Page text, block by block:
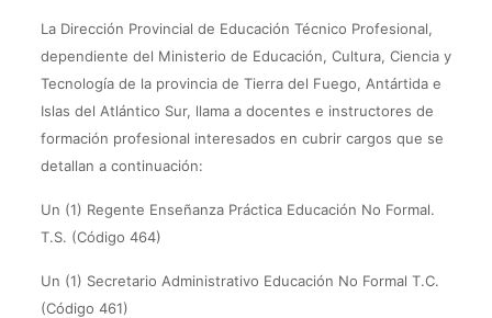
La Dirección Provincial de Educación Técnico Profesional,
dependiente del Ministerio de Educación, Cultura, Ciencia y
Tecnología de la provincia de Tierra del Fuego, Antártida e
Islas del Atlántico Sur, llama a docentes e instructores de
formación profesional interesados en cubrir cargos que se
detallan a continuación:
Un (1) Regente Enseñanza Práctica Educación No Formal.
T.S. (Código 464)
Un (1) Secretario Administrativo Educación No Formal T.C.
(Código 461)